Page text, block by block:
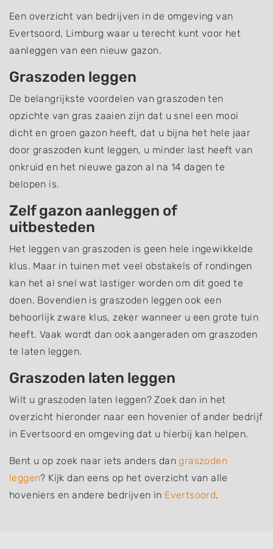
Een overzicht van bedrijven in de omgeving van
Evertsoord, Limburg waar u terecht kunt voor het
aanleggen van een nieuw gazon.
Graszoden leggen
De belangrijkste voordelen van graszoden ten
opzichte van gras zaaien zijn dat u snel een mooi
dicht en groen gazon heeft, dat u bijna het hele jaar
door graszoden kunt leggen, u minder last heeft van
onkruid en het nieuwe gazon al na 14 dagen te
belopen is.
Zelf gazon aanleggen of
uitbesteden
Het leggen van graszoden is geen hele ingewikkelde
klus. Maar in tuinen met veel obstakels of rondingen
kan het al snel wat lastiger worden om dit goed te
doen. Bovendien is graszoden leggen ook een
behoorlijk zware klus, zeker wanneer u een grote tuin
heeft. Vaak wordt dan ook aangeraden om graszoden
te laten leggen.
Graszoden laten leggen
Wilt u graszoden laten leggen? Zoek dan in het
overzicht hieronder naar een hovenier of ander bedrijf
in Evertsoord en omgeving dat u hierbij kan helpen.
Bent u op zoek naar iets anders dangraszoden
leggen? Kijk dan eens op het overzicht van alle
hoveniers en andere bedrijven in Evertsoord.